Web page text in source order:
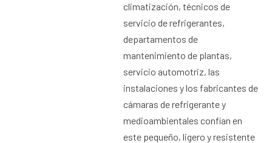
climatización, técnicos de
servicio de refrigerantes,
departamentos de
mantenimiento de plantas,
servicio automotriz, las
instalaciones y los fabricantes de
cámaras de refrigerante y
medioambientales confían en
este pequeño, ligero y resistente